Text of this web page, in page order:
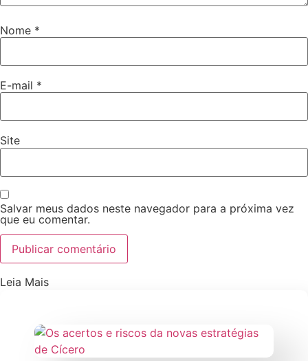
Nome *
E-mail *
Site
Salvar meus dados neste navegador para a próxima vez
que eu comentar.
Leia Mais